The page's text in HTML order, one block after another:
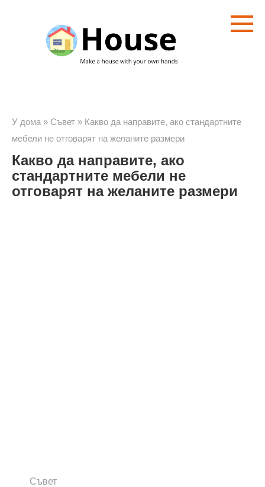
съдържанието
У дома » Съвет » Какво да направите, ако стандартните
мебели не отговарят на желаните размери
Какво да направите, ако
стандартните мебели не
отговарят на желаните размери
Съвет